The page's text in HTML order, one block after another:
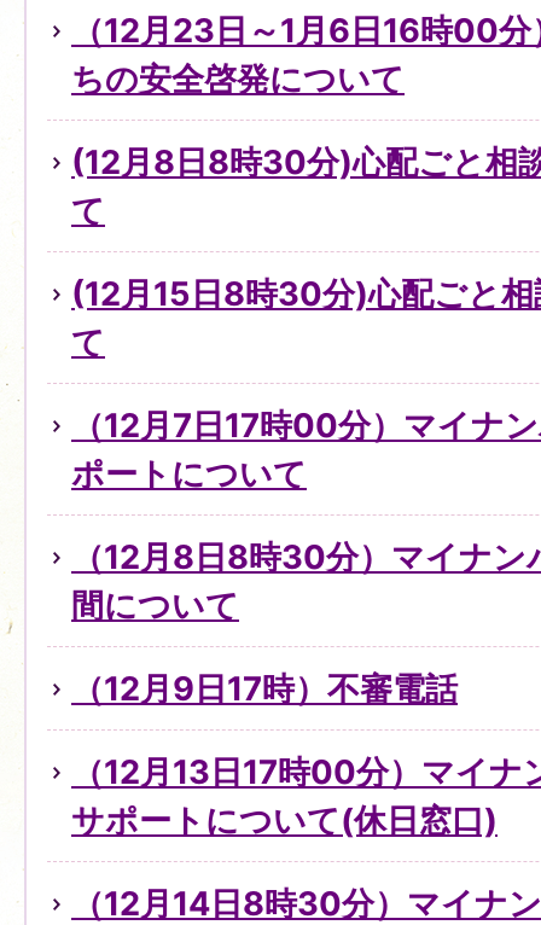
（12月23日～1月6日16時00
ちの安全啓発について
(12月8日8時30分)心配ごと相
て
(12月15日8時30分)心配ごと
て
（12月7日17時00分）マイナ
ポートについて
（12月8日8時30分）マイナ
間について
（12月9日17時）不審電話
（12月13日17時00分）マイ
サポートについて(休日窓口)
（12月14日8時30分）マイナ